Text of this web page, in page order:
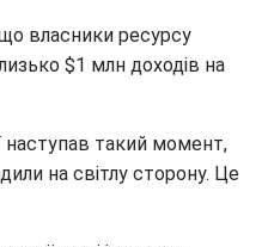
власники ресурсу
$1 млн доходів на
наступав такий момент,
на світлу сторону. Це